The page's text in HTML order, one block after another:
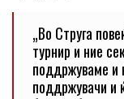
„Во Струга
турнир и ние
поддржуваме и
поддржувачи и